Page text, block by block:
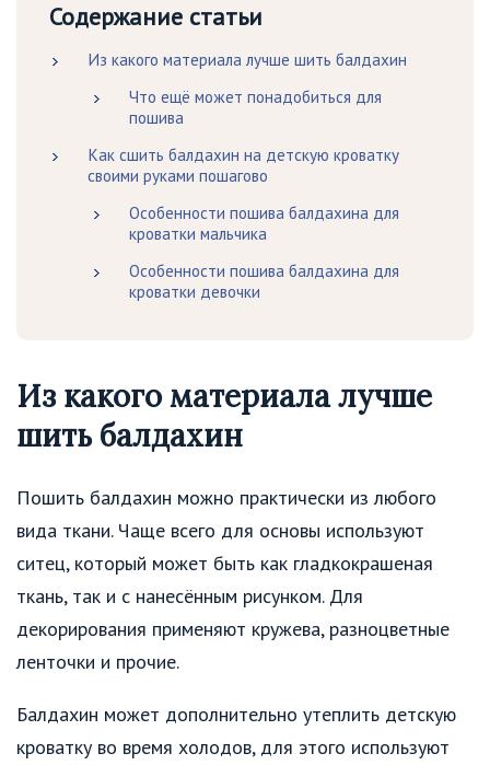
Содержание статьи
Из какого материала лучше шить балдахин
Что ещё может понадобиться для
пошива
Как сшить балдахин на детскую кроватку
своими руками пошагово
Особенности пошива балдахина для
кроватки мальчика
Особенности пошива балдахина для
кроватки девочки
Из какого материала лучше
шить балдахин
Пошить балдахин можно практически из любого
вида ткани. Чаще всего для основы используют
ситец, который может быть как гладкокрашеная
ткань, так и с нанесённым рисунком. Для
декорирования применяют кружева, разноцветные
ленточки и прочие.
Балдахин может дополнительно утеплить детскую
кроватку во время холодов, для этого используют